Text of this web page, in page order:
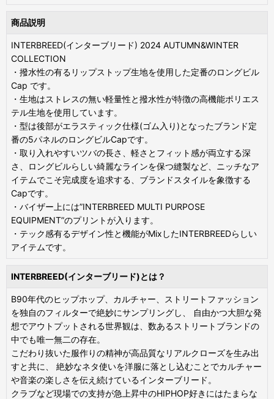
商品説明
INTERBREED(インターブリード) 2024 AUTUMN&WINTER
COLLECTION
・撥水性の有るリップストップ生地を使用した定番のロングビル
Cap です。
・生地はストレスの無い軽量性と撥水性が特徴の高機能ポリエス
テル生地を使用しています。
・型は後部がエラスティック仕様(ゴム入り)となったブランド定
番の5パネルのロングビルCapです。
・取り入れやすいツバの長さ、軽さとフィット感が両立する深
さ、ロングビルらしい綺麗なラインを保つ縫製など、ニッチなア
イテムでこそ完成度を追求する、ブランドスタイルを象徴する
Capです。
・バイザー上には”INTERBREED MULTI PURPOSE
EQUIPMENT”のプリントが入ります。
・テック感有るデザイン性と機能がMixしたINTERBREEDらしい
アイテムです。
INTERBREED(インターブリード)とは？
B90年代のヒップホップ、カルチャー、ストリートファッション
を独自のフィルターで絶妙にサンプリングし、 自由かつ大胆な発
想でアウトプットされる世界観は、数あるストリートブランドの
中でも唯一無二の存在。
こだわり抜いた服作りの精神が高品質なリアルクローズを生み出
すと共に、 絶妙なネタ使いを洋服に落とし込むことでカルチャー
や音楽の楽しさを伝え続けているインターブリード。
クラブなど現場での支持が急上昇中のHIPHOP好きにはたまらな